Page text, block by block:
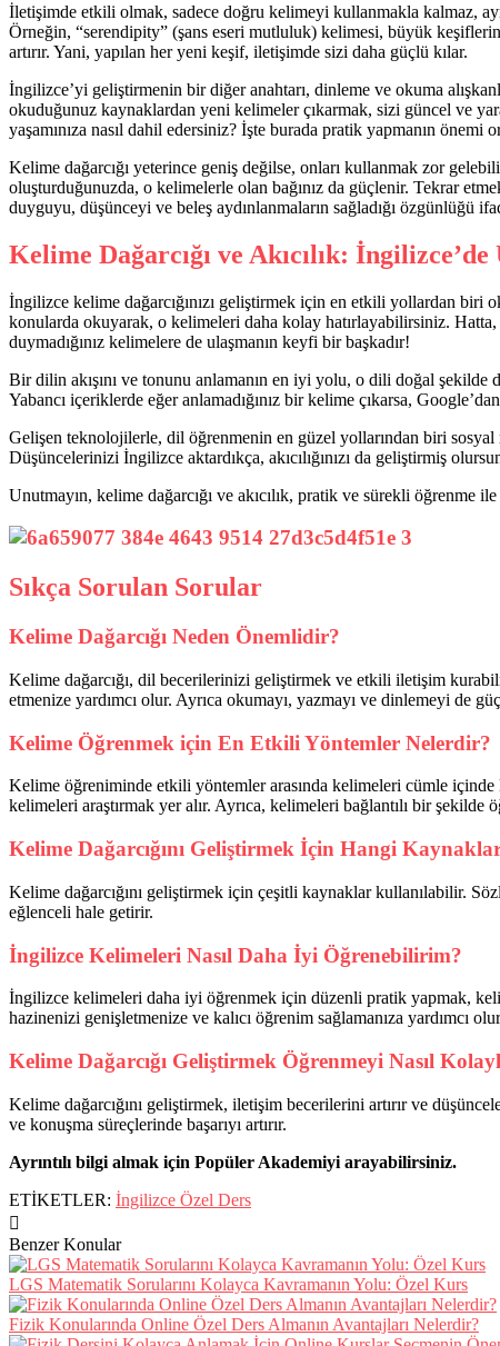
İletişimde etkili olmak, sadece doğru kelimeyi kullanmakla kalmaz,
Örneğin, “serendipity” (şans eseri mutluluk) kelimesi, büyük
artırır. Yani, yapılan her yeni keşif, iletişimde sizi daha güçlü kılar.
İngilizce’yi geliştirmenin bir diğer anahtarı, dinleme ve okuma
okuduğunuz kaynaklardan yeni kelimeler çıkarmak, sizi güncel ve
yaşamınıza nasıl dahil edersiniz? İşte burada pratik yapmanın önemi
Kelime dağarcığı yeterince geniş değilse, onları kullanmak zor
oluşturduğunuzda, o kelimelerle olan bağınız da güçlenir. Tekrar
duyguyu, düşünceyi ve beleş aydınlanmaların sağladığı özgünlüğü
Kelime Dağarcığı ve Akıcılık:
İngilizce kelime dağarcığınızı geliştirmek için en etkili yollardan
konularda okuyarak, o kelimeleri daha kolay hatırlayabilirsiniz.
duymadığınız kelimelere de ulaşmanın keyfi bir başkadır!
Bir dilin akışını ve tonunu anlamanın en iyi yolu, o dili doğal
Yabancı içeriklerde eğer anlamadığınız bir kelime çıkarsa,
Gelişen teknolojilerle, dil öğrenmenin en güzel yollarından biri sosyal
Düşüncelerinizi İngilizce aktardıkça, akıcılığınızı da geliştirmiş
Unutmayın, kelime dağarcığı ve akıcılık, pratik ve sürekli öğrenme
Sıkça Sorulan Sorular
Kelime Dağarcığı Neden Önemlidir?
Kelime dağarcığı, dil becerilerinizi geliştirmek ve etkili iletişim
etmenize yardımcı olur. Ayrıca okumayı, yazmayı ve dinlemeyi de
Kelime Öğrenmek için En Etkili Yöntemler Nelerdir?
Kelime öğreniminde etkili yöntemler arasında kelimeleri cümle
kelimeleri araştırmak yer alır. Ayrıca, kelimeleri bağlantılı bir
Kelime Dağarcığını Geliştirmek İçin Hangi
Kelime dağarcığını geliştirmek için çeşitli kaynaklar kullanılabilir.
eğlenceli hale getirir.
İngilizce Kelimeleri Nasıl Daha İyi Öğrenebilirim?
İngilizce kelimeleri daha iyi öğrenmek için düzenli pratik yapmak,
hazinenizi genişletmenize ve kalıcı öğrenim sağlamanıza yardımcı
Kelime Dağarcığı Geliştirmek Öğrenmeyi Nasıl
Kelime dağarcığını geliştirmek, iletişim becerilerini artırır ve
ve konuşma süreçlerinde başarıyı artırır.
Ayrıntılı bilgi almak için Popüler Akademiyi arayabilirsiniz.
ETİKETLER: İngilizce Özel Ders
Benzer Konular
LGS Matematik Sorularını Kolayca Kavramanın Yolu: Özel Kurs
Fizik Konularında Online Özel Ders Almanın Avantajları Nelerdir?